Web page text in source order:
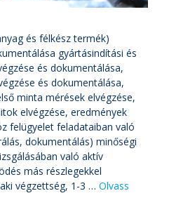
és félkész termék)
gyártásindítási és
és dokumentálása,
és dokumentálása,
minta mérések elvégzése,
elvégzése, eredmények
felügyelet feladataiban való
dokumentálás) minőségi
való aktív
más részlegekkel
végzettség, 1-3 … Olvass